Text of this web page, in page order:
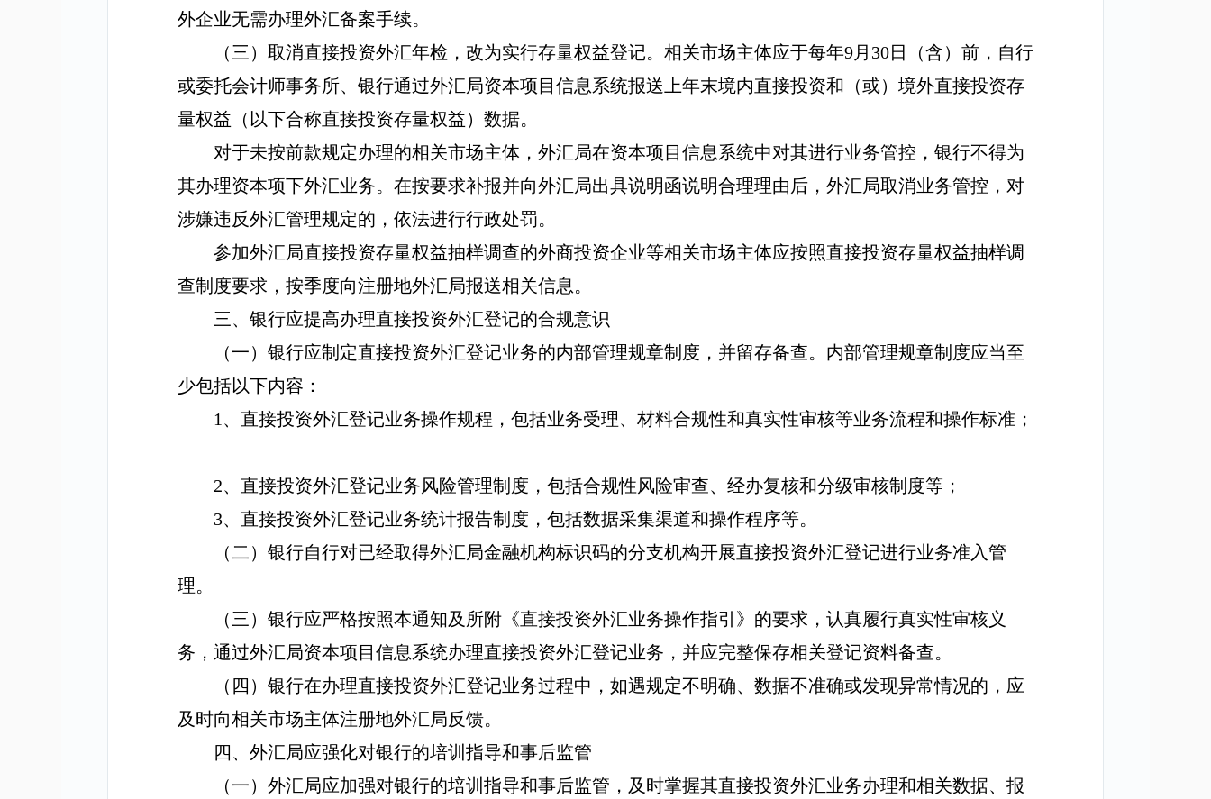
外企业无需办理外汇备案手续。
（三）取消直接投资外汇年检，改为实行存量权益登记。 相关市场主体应于每年9月 30日（含）前，自行
或委托会计师事务所、银行通过外汇局资本项目信息系统报送上年末境内直接投资和（或）境外直接投资存
量权益（以下合称直接投资存量权益）数据。
对于未按前款规定办理的相关市场主体，外汇局在资本项目信息系统中对其进行业务管控，银行不得为
其办理资本项下外汇业务。在按要求补报并向外汇局出具说明函说明合理理由后，外汇局取消业务管控，对
涉嫌违反外汇管理规定的，依法进行行政处罚。
参加外汇局直接投资存量权益抽样调查的外商投资企业等相关市场主体应按照直接投资存量权益抽样调
查制度要求，按季度向注册地外汇局报送相关信息。
三、银行应提高办理直接投资外汇登记的合规意识
（一） 银行应制定直接投资外汇登记业务的内部管理规章制度 ，并留存备查。 内部管理规章制度应当至
少包括以下内容：
1 、直接投资外汇登记业务操作规程，包括业务受理、材料合规性和真实性审核等业务流程和操作标准；
2、直接投资外汇登记业务风险管理制度，包括合规性风险审查、 经办复核和分级审核制度等；
3、直接投资外汇登记业务统计报告制度， 包括数据采集渠道和操作程序等。
（二）银行自行对已经取得外汇局金融机构标识码的分支机构开展直接投资外汇登记进行业务准入管
理。
（三）银行应严格按照本通知及所附《直接投资外汇业务操作指引》的要求，认真履行真实性审核义
务，通过外汇局资本项目信息系统办理直接投资外汇登记业务，并应完整保存相关登记资料备查。
（四）银行在办理直接投资外汇登记业务过程中，如遇规定不明确、数据不准确或发现异常情况的，应
及时向相关市场主体注册地外汇局反馈。
四、外汇局应强化对银行的培训指导和事后监管
（一）外汇局应加强对银行的培训指导和事后监管，及时掌握其直接投资外汇业务办理和相关数据、报